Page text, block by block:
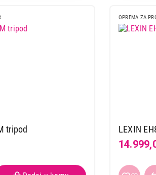
tripod
OPREMA ZA
LEXIN